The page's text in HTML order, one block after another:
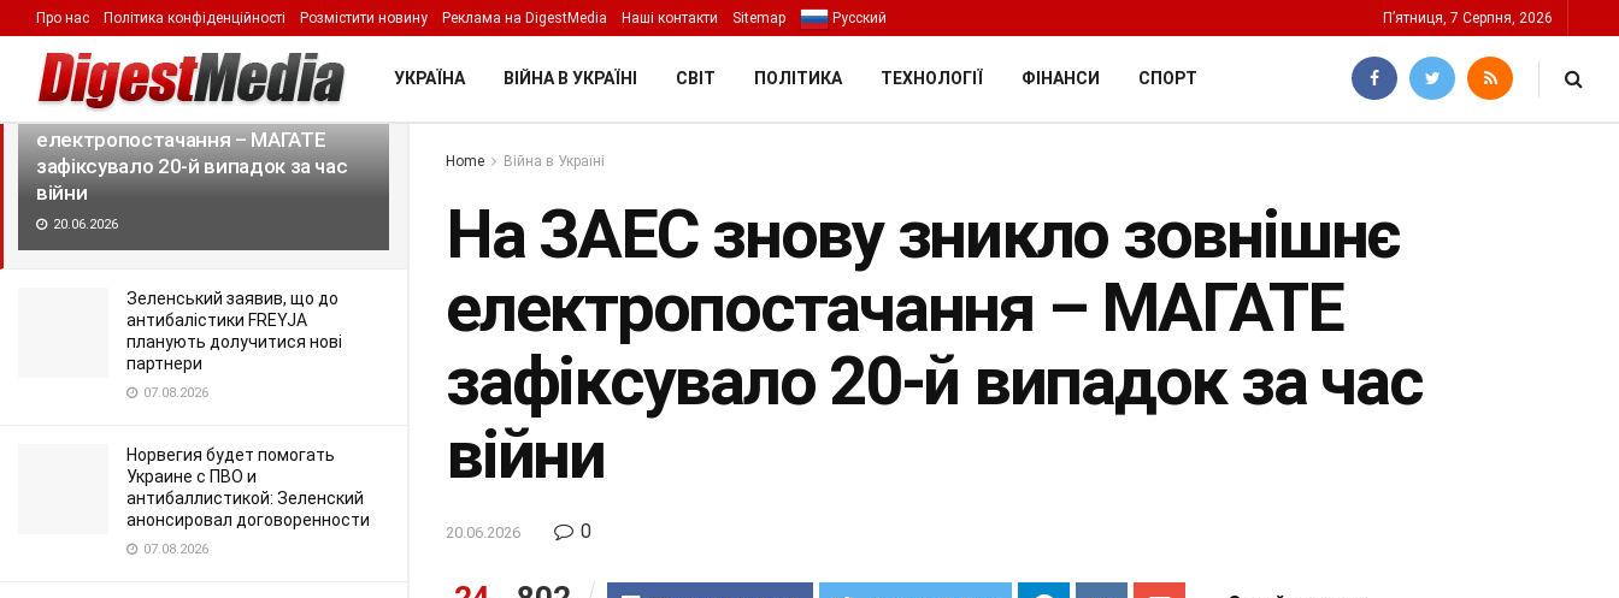
LATEST TRENDING Filter
На ЗАЕС знову зникло зовнішнє
електропостачання – МАГАТЕ
зафіксувало 20-й випадок за час
війни
20.06.2026
Зеленський заявив, що до
антибалістики FREYJA
планують долучитися нові
партнери
07.08.2026
Норвегия будет помогать
Украине с ПВО и
антибаллистикой: Зеленский
анонсировал договоренности
07.08.2026
Про нас Політика конфіденційності Розмістити новину Реклама на DigestMedia Наші контакти Sitemap Русский П’ятниця, 7 Серпня, 2026
УКРАЇНА ВІЙНА В УКРАЇНІ СВІТ ПОЛІТИКА ТЕХНОЛОГІЇ ФІНАНСИ СПОРТ
Home Війна в Україні
На ЗАЕС знову зникло зовнішнє
електропостачання – МАГАТЕ
зафіксувало 20-й випадок за час
війни
20.06.2026 0